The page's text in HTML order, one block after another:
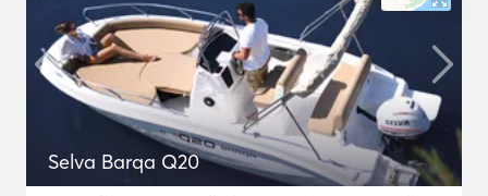
Selva Barqa Q20